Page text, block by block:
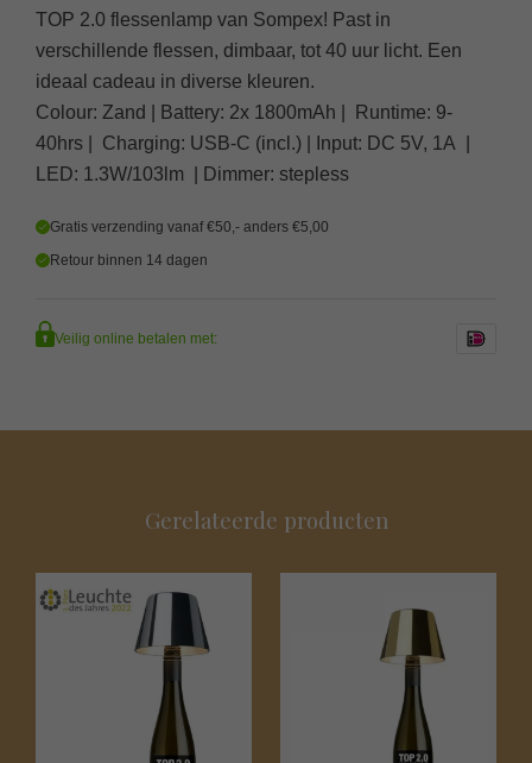
TOP 2.0 flessenlamp van Sompex! Past in
verschillende flessen, dimbaar, tot 40 uur licht. Een
ideaal cadeau in diverse kleuren.
Colour: Zand | Battery: 2x 1800mAh | Runtime: 9-
40hrs | Charging: USB-C (incl.) | Input: DC 5V, 1A |
LED: 1.3W/103lm | Dimmer: stepless
Gratis verzending vanaf €50,- anders €5,00
Retour binnen 14 dagen
Veilig online betalen met:
Gerelateerde producten